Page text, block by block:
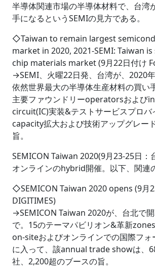
半導体関連市場の半導体材料で、台湾
手になるというSEMIの見方である。
◇Taiwan to remain largest
market in 2020, 2021-SEMI: Taiwan
chip materials market (9月22日付け
→SEMI、火曜22日発、台湾が、2020
依然世界最大の半導体生産材料の買い
主要ファウンドリーoperatorsおよび
circuit(IC)実装&テストサービスプロバ
capacity拡大および技術アップグレー
旨。
SEMICON Taiwan 2020(9月23-25日：
オンラインのhybrid開催。以下、関連
◇SEMICON Taiwan 2020 opens (9月
DIGITIMES)
→SEMICON Taiwan 2020が、台北で
で。15のテーマパビリオン&革新
on-siteおよびオンラインでの国際フォ
に入って、該annual trade showは、
社、2,200超のブースの旨。